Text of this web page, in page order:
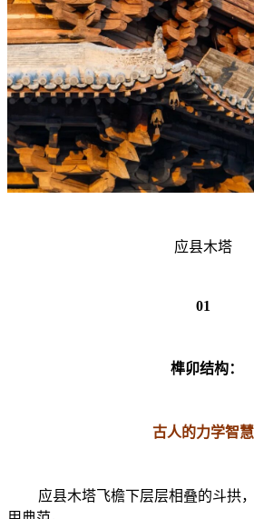
应县木塔
01
榫卯结构：
古人的力学智慧
应县木塔飞檐下层层相叠的斗拱